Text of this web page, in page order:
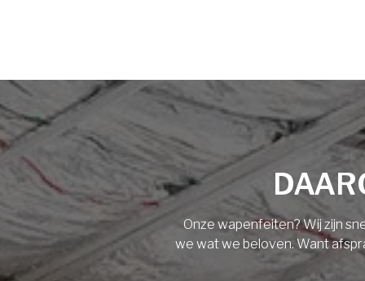
Dakisolatie
Gevelisolatie
Vorige Volgende
E-mail
Telefoonnummer
Onze wapenfeiten? Wij zijn
we wat we beloven. Want